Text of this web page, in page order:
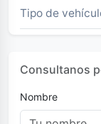
Tipo de
Consultanos
Nombre